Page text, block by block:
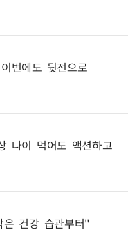
번에도 뒷전으로
나이 먹어도 액션하고
건강 습관부터"